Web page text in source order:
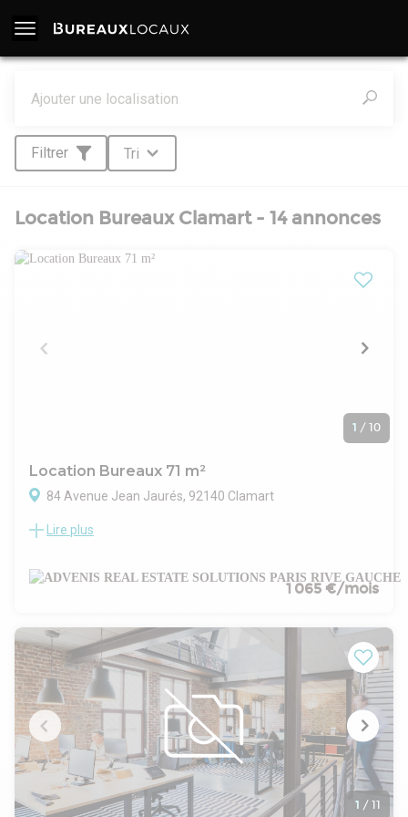
Filtrer Tri
Location Bureaux Clamart - 14 annonces
1 / 10
Location Bureaux 71 m²
84 Avenue Jean Jaurés, 92140 Clamart
ADVENIS CONSEIL vous propose un bureau à louer d'une
sous-sol.
En plein centre-ville de Clamart, à proximité des commerces
dispose de deux emplacements de parkings en sus.
Disponible immédiatement, ces bureaux sont idéals pour une
activité type prestations de services ou professions libérales.
Votre interlocuteur Serge Da Silva se tient à votre écoute
pour toute visite ou renseignement complémentaire.
- Type de bail : Commercial
- Durée : 3/6/9 ans
- Fiscalité : TVA
- Indice : ILAT
- Indexation : Annuelle
Lire plus
1 065 €/mois
1 / 11